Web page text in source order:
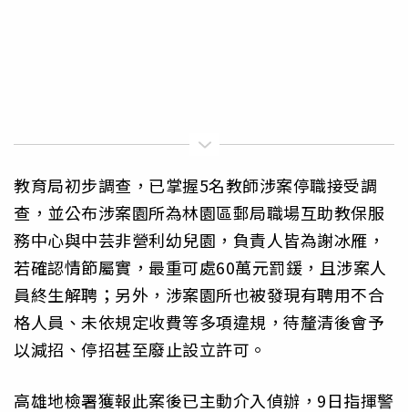
教育局初步調查，已掌握5名教師涉案停職接受調
查，並公布涉案園所為林園區郵局職場互助教保服
務中心與中芸非營利幼兒園，負責人皆為謝冰雁，
若確認情節屬實，最重可處60萬元罰鍰，且涉案人
員終生解聘；另外，涉案園所也被發現有聘用不合
格人員、未依規定收費等多項違規，待釐清後會予
以減招、停招甚至廢止設立許可。
高雄地檢署獲報此案後已主動介入偵辦，9日指揮警